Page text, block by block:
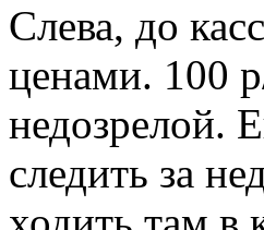
Слева, до
ценами. 100
недозрелой.
следить за